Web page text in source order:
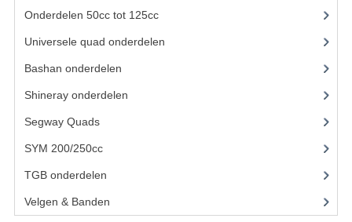
WIELEN EN BANDEN
KABELS
Onderdelen 50cc tot 125cc(49)
Universele quad onderdelen
Bashan onderdelen
Shineray onderdelen
Segway Quads(6)
SYM 200/250cc(15)
TGB onderdelen
Velgen & Banden